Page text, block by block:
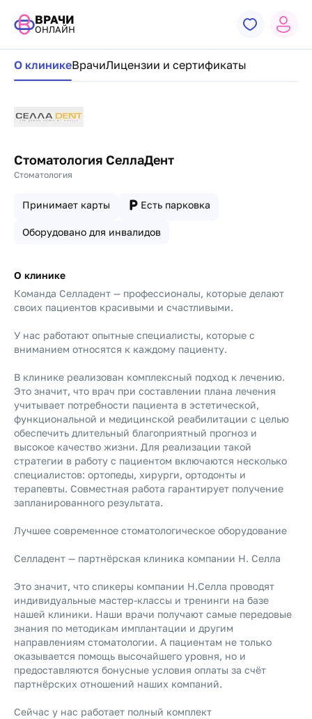
ВРАЧИ
ОНЛАЙН
Навигация по странице клиники
О клиникеВрачиЛицензии и сертификаты
Стоматология СеллаДент
Стоматология
Принимает карты Есть парковка
Оборудовано для инвалидов
О клинике
Команда Селладент — профессионалы, которые делают
своих пациентов красивыми и счастливыми.
У нас работают опытные специалисты, которые с
вниманием относятся к каждому пациенту.
В клинике реализован комплексный подход к лечению.
Это значит, что врач при составлении плана лечения
учитывает потребности пациента в эстетической,
функциональной и медицинской реабилитации с целью
обеспечить длительный благоприятный прогноз и
высокое качество жизни. Для реализации такой
стратегии в работу с пациентом включаются несколько
специалистов: ортопеды, хирурги, ортодонты и
терапевты. Совместная работа гарантирует получение
запланированного результата.
Лучшее современное стоматологическое оборудование
Селладент — партнёрская клиника компании Н. Селла
Это значит, что спикеры компании Н.Cелла проводят
индивидуальные мастер-классы и тренинги на базе
нашей клиники. Наши врачи получают самые передовые
знания по методикам имплантации и другим
направлениям стоматологии. А пациентам не только
оказывается помощь высочайшего уровня, но и
предоставляются бонусные условия оплаты за счёт
партнёрских отношений наших компаний.
Сейчас у нас работает полный комплект